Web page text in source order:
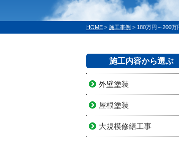
HOME > 施工事例 > 180万円～200万
施工内容から選ぶ
外壁塗装
屋根塗装
大規模修繕工事